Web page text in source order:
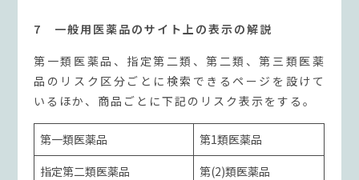
7 一般用医薬品のサイト上の表示の解説
第一類医薬品、指定第二類、第二類、第三類医薬
品のリスク区分ごとに検索できるページを設けて
いるほか、商品ごとに下記のリスク表示をする。
第一類医薬品
第1類医薬品
指定第二類医薬品
第(2)類医薬品